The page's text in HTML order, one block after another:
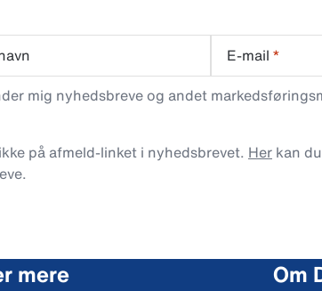
E-mail *
mig nyhedsbreve og andet
på afmeld-linket i nyhedsbrevet. Her kan
mere Om